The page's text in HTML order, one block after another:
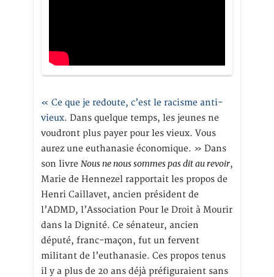
« Ce que je redoute, c’est le racisme anti-
vieux. Dans quelque temps, les jeunes ne
voudront plus payer pour les vieux. Vous
aurez une euthanasie économique. » Dans
son livre Nous ne nous sommes pas dit au revoir,
Marie de Hennezel rapportait les propos de
Henri Caillavet, ancien président de
l’ADMD, l’Association Pour le Droit à Mourir
dans la Dignité. Ce sénateur, ancien
député, franc-maçon, fut un fervent
militant de l’euthanasie. Ces propos tenus
il y a plus de 20 ans déjà préfiguraient sans